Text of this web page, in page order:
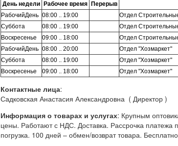
День недели Рабочее время
Перерыв
РабочийДень 08:00 .. 19:00
Отдел
Суббота
08:00 .. 19:00
Отдел
Воскресенье
09:00 .. 18:00
Отдел
РабочийДень 08:00 .. 20:00
Отдел "Хозмаркет"
Суббота
08:00 .. 19:00
Отдел "Хозмаркет"
Воскресенье
09:00 .. 18:00 Отдел "Хозмаркет"
Контактные лица:
Садковская Анастасия Александровна ( Директор )
Информация о товарах и услугах: Крупным
цены. Работают с НДС. Доставка. Рассрочка платежа
погрузка. 100 дней – обмен/возврат товара.